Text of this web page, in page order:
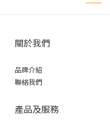
關於我們
品牌介紹
聯絡我們
產品及服務